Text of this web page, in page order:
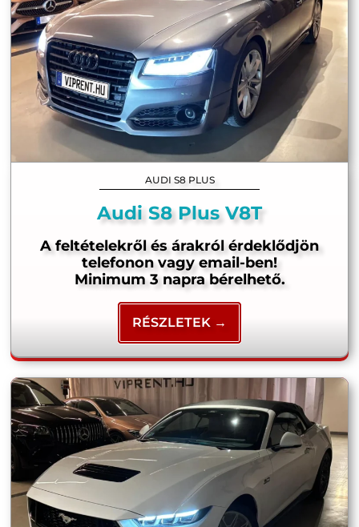
AUDI S8 PLUS
Audi S8 Plus V8T
A feltételekről és árakról érdeklődjön
telefonon vagy email-ben!
Minimum 3 napra bérelhető.
RÉSZLETEK →